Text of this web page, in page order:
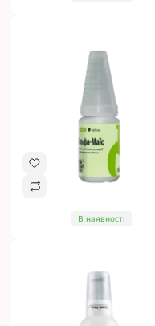
В наявності